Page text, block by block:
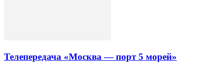
Телепередача «Москва — порт 5 морей»